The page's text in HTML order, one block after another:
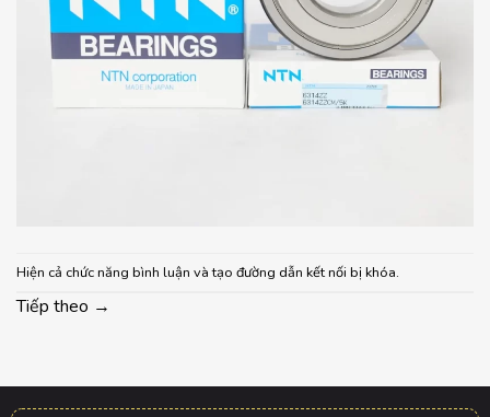
Hiện cả chức năng bình luận và tạo đường dẫn kết nối bị khóa.
Tiếp theo →